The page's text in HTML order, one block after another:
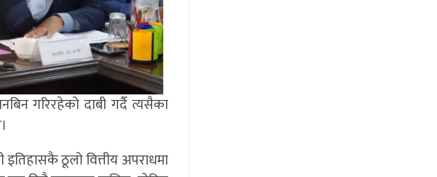
गरिरहेको दाबी गर्दै त्यसैका
इतिहासकै ठूलो वित्तीय अपराधमा